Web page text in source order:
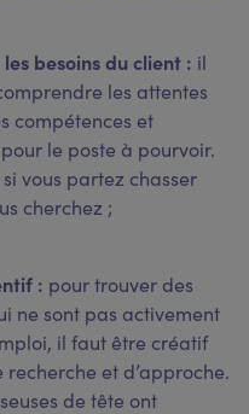
besoins du client : il
les attentes
compétences et
le poste à pourvoir.
si vous partez chasser
cherchez ;
: pour trouver des
ne sont pas activement
il faut être créatif
et d’approche.
de tête ont